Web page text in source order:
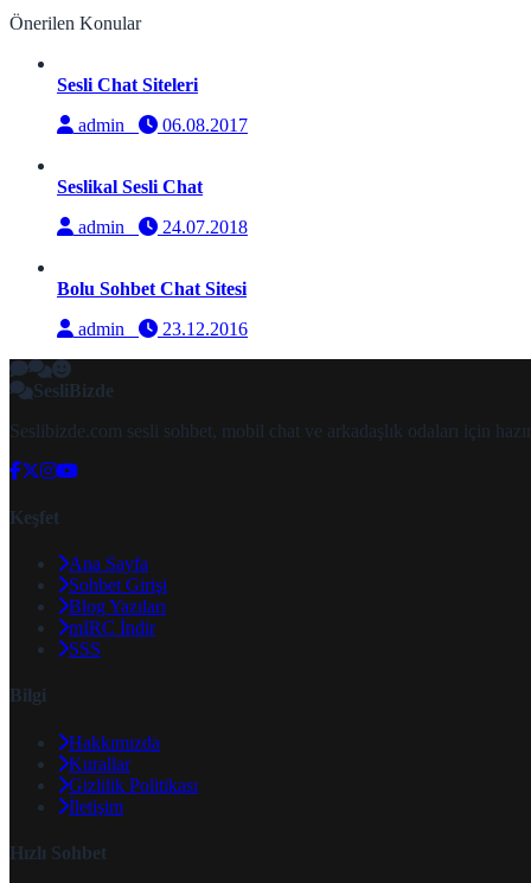
Önerilen Konular
Sesli Chat Siteleri
admin
06.08.2017
Seslikal Sesli Chat
admin
24.07.2018
Bolu Sohbet Chat Sitesi
admin
23.12.2016
SesliBizde
Seslibizde.com sesli sohbet, mobil chat ve arkadaşlık odaları için
Keşfet
Ana Sayfa
Sohbet Girişi
Blog Yazıları
mIRC İndir
SSS
Bilgi
Hakkımızda
Kurallar
Gizlilik Politikası
İletişim
Hızlı Sohbet